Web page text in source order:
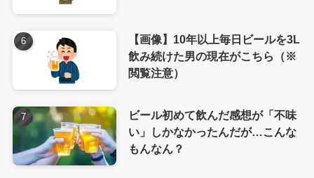
【画像】10年以上毎日ビールを3L
飲み続けた男の現在がこちら（※
閲覧注意）
ビール初めて飲んだ感想が「不味
い」しかなかったんだが…こんな
もんなん？